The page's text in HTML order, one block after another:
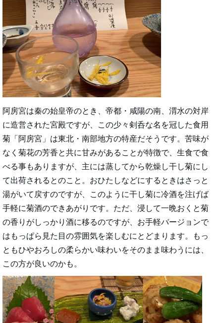
阿房宮は秦の始皇帝のとき、帝都・咸陽の南、渭水の対岸
に造営された宮殿ですが、この少々剣呑な名を冠した食用
菊「阿房宮」は東北・南部地方の特産だそうです。苦味が
なく菊花の芳香と共に甘みがあることが特徴で、生食で食
べる事もありますが、主には蒸してから乾燥し干し菊にし
て出荷されるとのこと。おひたしなどにするときはさっと
湯がいて戻すのですが、このように干し菊に冷酒を注げば
手軽に菊酒のできあがりです。ただ、浸して一晩おくと菊
の香りがしっかり酒に移るのですが、お手軽バージョンで
はもっぱら見た目の雰囲気を楽しむにとどまります。もっ
ともひやおろしの柔らかい味わいをそのまま味わうには、
この方が良いのかも。